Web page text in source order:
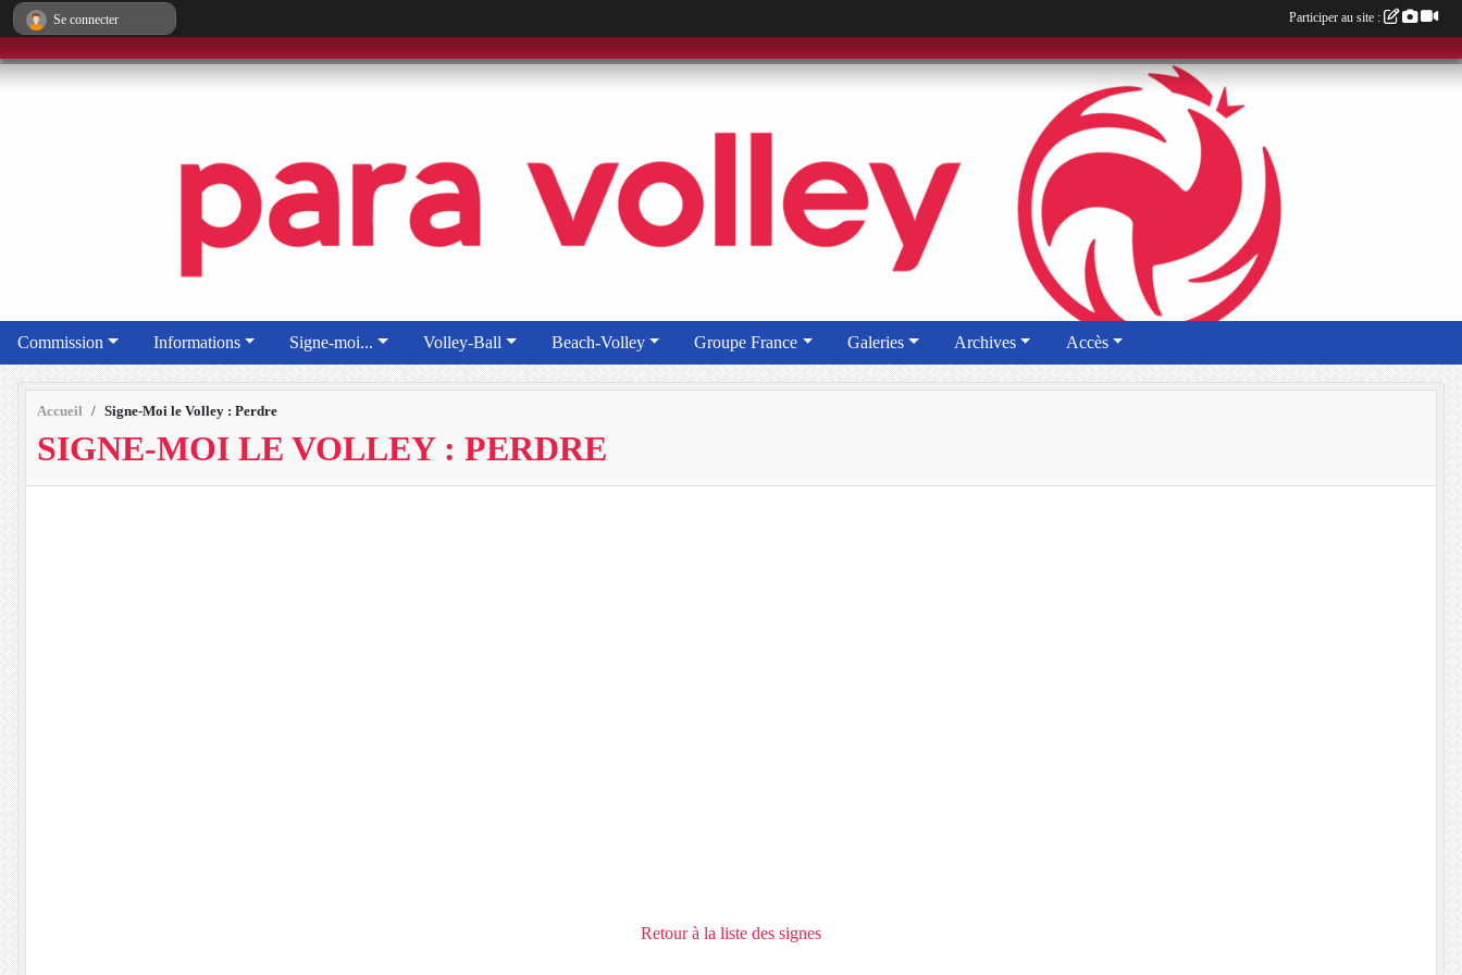
Commission Informations Signe-moi... Volley-Ball Beach-Volley Groupe France Galeries Archives Accès
Accueil Signe-Moi le Volley : Perdre
SIGNE-MOI LE VOLLEY : PERDRE
Retour à la liste des signes
Se connecter Participer au site :
Panneau de gestion des cookies